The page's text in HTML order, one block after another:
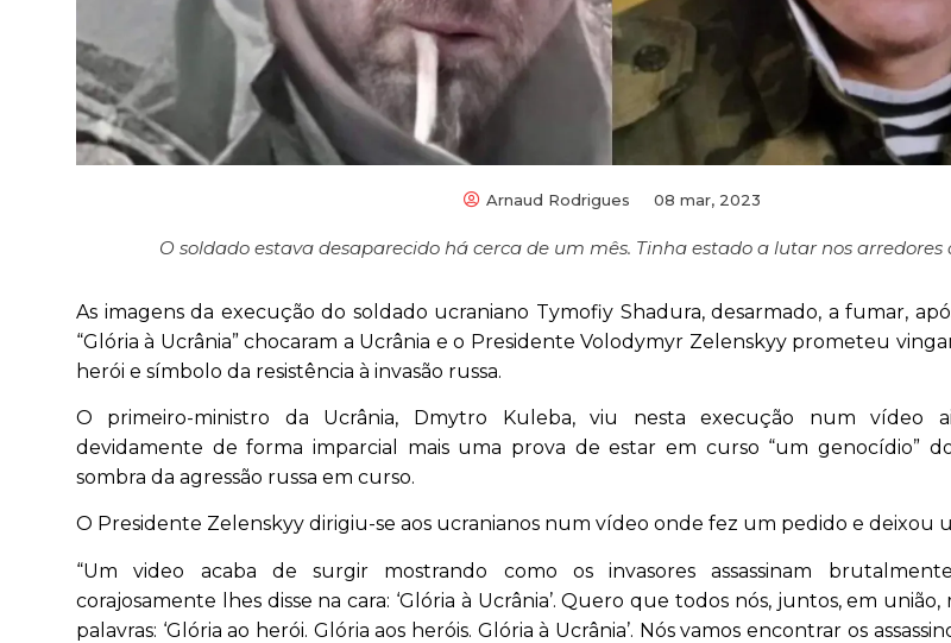
Arnaud Rodrigues 08 mar, 2023
O soldado estava desaparecido há cerca de um mês. Tinha estado a lutar nos
As imagens da execução do soldado ucraniano Tymofiy Shadura, desarmado, a fumar,
“Glória à Ucrânia” chocaram a Ucrânia e o Presidente Volodymyr Zelenskyy prometeu
herói e símbolo da resistência à invasão russa.
O primeiro-ministro da Ucrânia, Dmytro Kuleba, viu nesta execução num vídeo
devidamente de forma imparcial mais uma prova de estar em curso “um genocídio”
sombra da agressão russa em curso.
O Presidente Zelenskyy dirigiu-se aos ucranianos num vídeo onde fez um pedido e deixou
“Um video acaba de surgir mostrando como os invasores assassinam
corajosamente lhes disse na cara: ‘Glória à Ucrânia’. Quero que todos nós, juntos, em união,
palavras: ‘Glória ao herói. Glória aos heróis. Glória à Ucrânia’. Nós vamos encontrar os